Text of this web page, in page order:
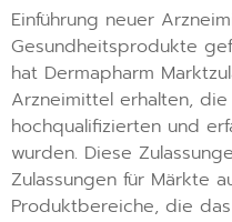
Einführung neuer
Gesundheitsprodukte
hat Dermapharm
Arzneimittel erhalten,
hochqualifizierten und
wurden. Diese
Zulassungen für Märkte
Produktbereiche, die